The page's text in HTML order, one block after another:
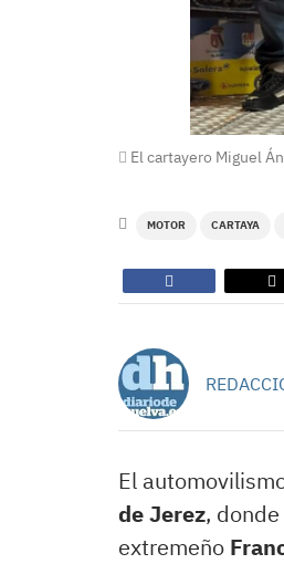
El cartayero Miguel
MOTOR CARTAYA
El
de Jerez,
extremeño